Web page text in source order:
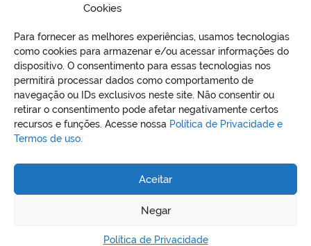
Cookies
Para fornecer as melhores experiências, usamos tecnologias
como cookies para armazenar e/ou acessar informações do
dispositivo. O consentimento para essas tecnologias nos
permitirá processar dados como comportamento de
navegação ou IDs exclusivos neste site. Não consentir ou
retirar o consentimento pode afetar negativamente certos
recursos e funções. Acesse nossa Política de Privacidade e
Termos de uso.
Aceitar
Negar
Política de Privacidade
TERMO DE ADESÃO À NOTA FISCAL DE
NACIONAL
REDES SOCIAIS